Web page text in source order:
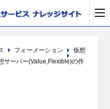
フォーメーション
仮想
サーバー(Value,Flexible)の作